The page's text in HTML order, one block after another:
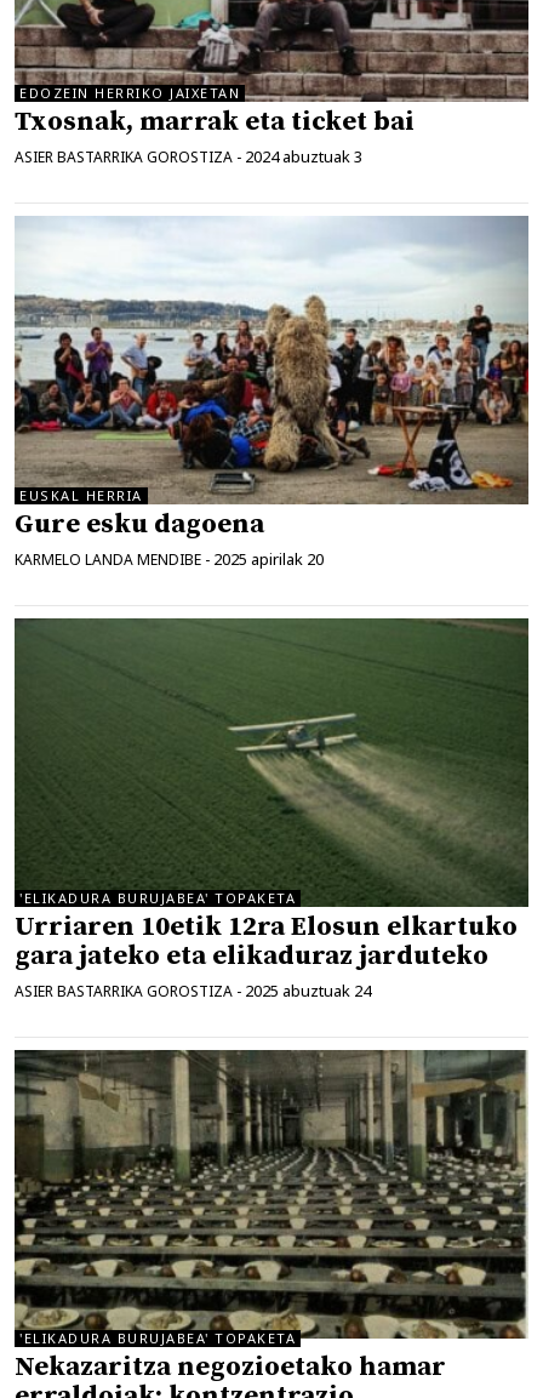
EDOZEIN HERRIKO JAIXETAN
Txosnak, marrak eta ticket bai
ASIER BASTARRIKA GOROSTIZA - 2024 abuztuak 3
EUSKAL HERRIA
Gure esku dagoena
KARMELO LANDA MENDIBE - 2025 apirilak 20
'ELIKADURA BURUJABEA' TOPAKETA
Urriaren 10etik 12ra Elosun elkartuko
gara jateko eta elikaduraz jarduteko
ASIER BASTARRIKA GOROSTIZA - 2025 abuztuak 24
'ELIKADURA BURUJABEA' TOPAKETA
Nekazaritza negozioetako hamar